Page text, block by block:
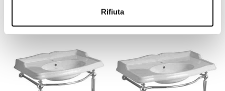
Rifiuta
€ 270,84 € 183,16 € 1210,24 € 783,76